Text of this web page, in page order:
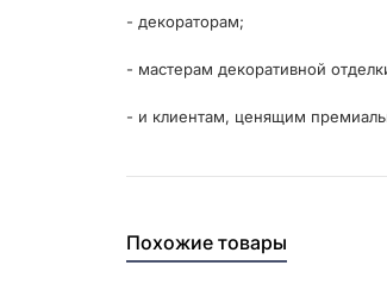
- декораторам;
- мастерам декоративной
- и клиентам, ценящим
Похожие товары